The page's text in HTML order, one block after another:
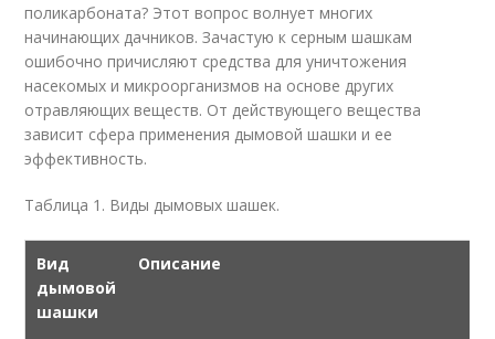
поликарбоната? Этот вопрос волнует многих
начинающих дачников. Зачастую к серным шашкам
ошибочно причисляют средства для уничтожения
насекомых и микроорганизмов на основе других
отравляющих веществ. От действующего вещества
зависит сфера применения дымовой шашки и ее
эффективность.
Таблица 1. Виды дымовых шашек.
Вид
дымовой
шашки
Описание